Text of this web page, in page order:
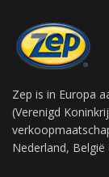
Zep is in Europa
(Verenigd
Nederland, België